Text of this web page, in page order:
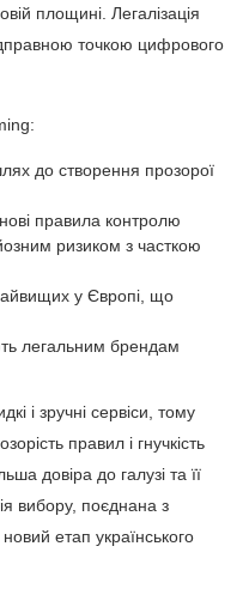
площині. Легалізація
точкою цифрового
до створення прозорої
правила контролю
ризиком з часткою
у Європі, що
легальним брендам
і зручні сервіси, тому
правил і гнучкість
довіра до галузі та її
вибору, поєднана з
етап українського